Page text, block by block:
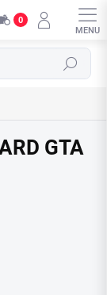
0
Hľadať
GTA